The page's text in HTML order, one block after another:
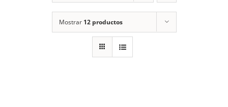
Mostrar 12 productos